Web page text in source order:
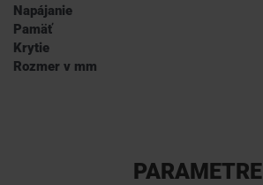
Napájanie
Pamäť
Krytie
Rozmer v mm
PARAMETRE